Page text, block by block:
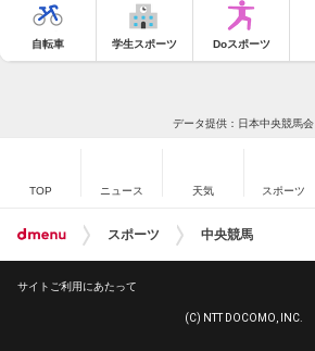
自転車 学生スポーツ Doスポーツ
データ提供：日本中央競馬会
TOP ニュース 天気 スポーツ
スポーツ 中央競馬
サイトご利用にあたって
(C) NTT DOCOMO, INC.